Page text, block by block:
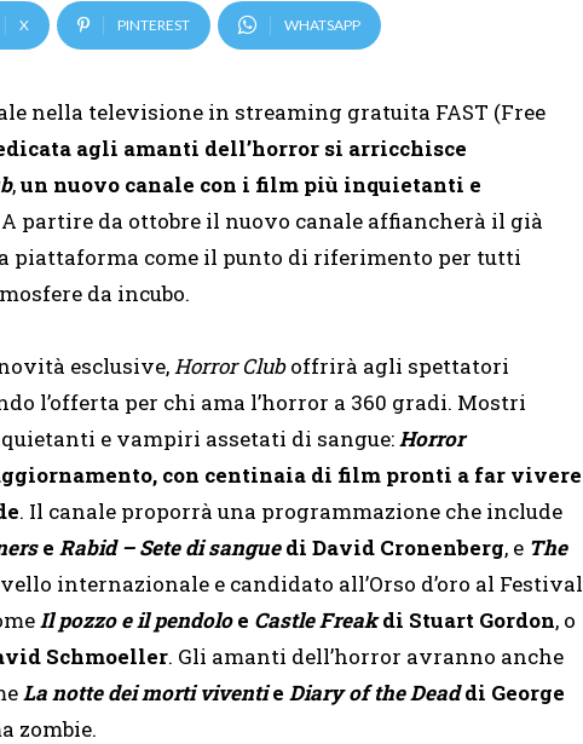
X PINTEREST WHATSAPP
nella televisione in streaming gratuita FAST (Free
agli amanti dell’horror si arricchisce
,un nuovo canale con i film più inquietanti e
A partire da ottobre il nuovo canale affiancherà il già
piattaforma come il punto di riferimento per tutti
da incubo.
esclusive, Horror Cluboffrirà agli spettatori
l’offerta per chi ama l’horror a 360 gradi. Mostri
e vampiri assetati di sangue:Horror
con centinaia di film pronti a far vivere
. Il canale proporrà una programmazione che include
e Rabid – Sete di sanguedi David Cronenberg, e The
internazionale e candidato all’Orso d’oro al Festival
Il pozzo e il pendoloe Castle Freakdi Stuart Gordon, o
Schmoeller. Gli amanti dell’horror avranno anche
La notte dei morti viventie Diary of the Deaddi George
zombie.